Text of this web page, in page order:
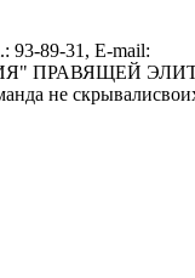
89-31, E-mail:
ПРАВЯЩЕЙ ЭЛИТЫ
не